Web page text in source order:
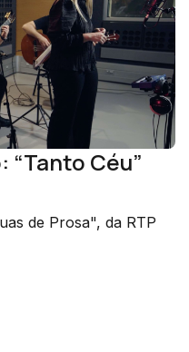
Céu”
de Prosa", da RTP